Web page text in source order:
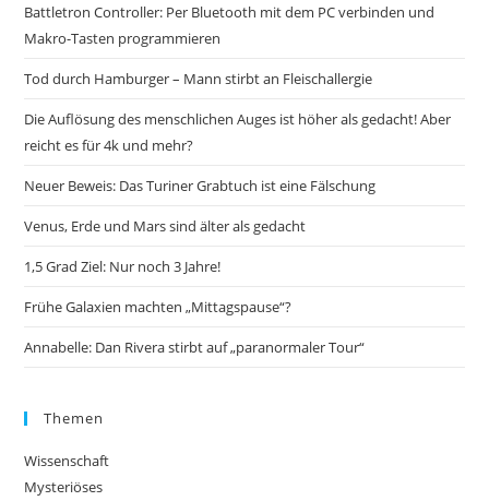
Battletron Controller: Per Bluetooth mit dem PC verbinden und
Makro-Tasten programmieren
Tod durch Hamburger – Mann stirbt an Fleischallergie
Die Auflösung des menschlichen Auges ist höher als gedacht! Aber
reicht es für 4k und mehr?
Neuer Beweis: Das Turiner Grabtuch ist eine Fälschung
Venus, Erde und Mars sind älter als gedacht
1,5 Grad Ziel: Nur noch 3 Jahre!
Frühe Galaxien machten „Mittagspause“?
Annabelle: Dan Rivera stirbt auf „paranormaler Tour“
Themen
Wissenschaft
Mysteriöses